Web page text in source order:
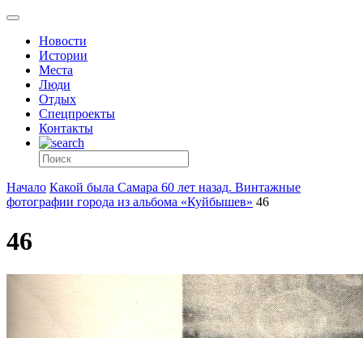
Новости
Истории
Места
Люди
Отдых
Спецпроекты
Контакты
Начало Какой была Самара 60 лет назад. Винтажные
фотографии города из альбома «Куйбышев» 46
46